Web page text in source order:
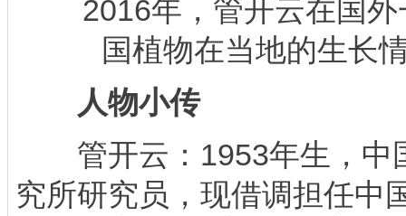
2016年，管开云在国外
国植物在当地的生长
人物小传
管开云：1953年生，中
究所研究员，现借调担任中